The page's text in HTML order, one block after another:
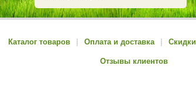
Каталог товаров Оплата и доставка Скидки
Отзывы клиентов